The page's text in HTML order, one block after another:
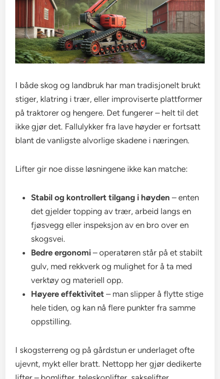
I både skog og landbruk har man tradisjonelt brukt
stiger, klatring i trær, eller improviserte plattformer
på traktorer og hengere. Det fungerer – helt til det
ikke gjør det. Fallulykker fra lave høyder er fortsatt
blant de vanligste alvorlige skadene i næringen.
Lifter gir noe disse løsningene ikke kan matche:
Stabil og kontrollert tilgang i høyden – enten
det gjelder topping av trær, arbeid langs en
fjøsvegg eller inspeksjon av en bro over en
skogsvei.
Bedre ergonomi – operatøren står på et stabilt
gulv, med rekkverk og mulighet for å ta med
verktøy og materiell opp.
Høyere effektivitet – man slipper å flytte stige
hele tiden, og kan nå flere punkter fra samme
oppstilling.
I skogsterreng og på gårdstun er underlaget ofte
ujevnt, mykt eller bratt. Nettopp her gjør dedikerte